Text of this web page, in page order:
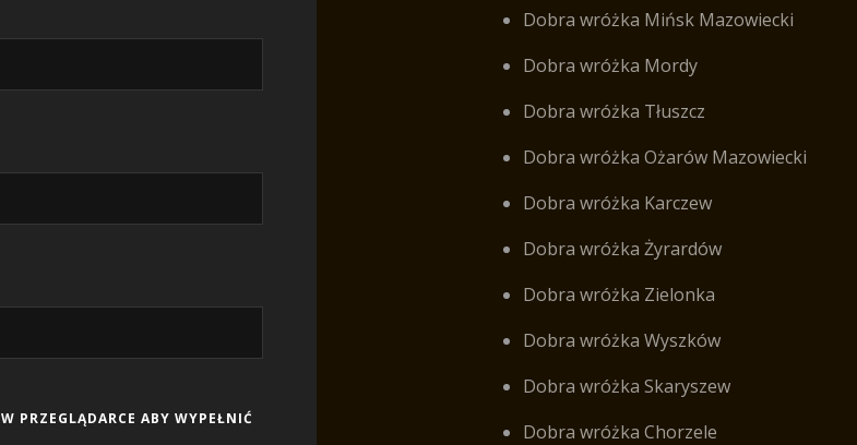
PRZEGLĄDARCE ABY WYPEŁNIĆ
Dobra wróżka Mińsk Mazowiecki
Dobra wróżka Mordy
Dobra wróżka Tłuszcz
Dobra wróżka Ożarów Mazowiecki
Dobra wróżka Karczew
Dobra wróżka Żyrardów
Dobra wróżka Zielonka
Dobra wróżka Wyszków
Dobra wróżka Skaryszew
Dobra wróżka Chorzele